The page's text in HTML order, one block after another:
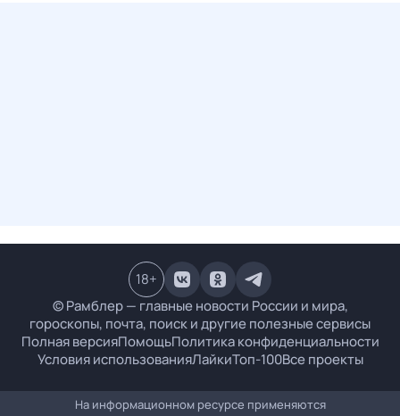
© Рамблер — главные новости России и мира,
гороскопы, почта, поиск и другие полезные сервисы
Полная версияПомощьПолитика конфиденциальности
Условия использованияЛайкиТоп-100Все проекты
18+
На информационном ресурсе применяются